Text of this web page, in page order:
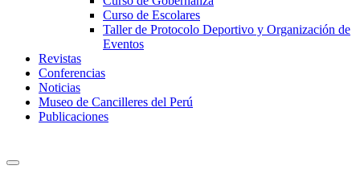
Curso de Escolares
Taller de Protocolo Deportivo y Organización de
Eventos
Revistas
Conferencias
Noticias
Museo de Cancilleres del Perú
Publicaciones